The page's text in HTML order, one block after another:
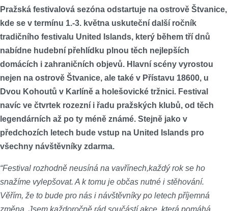
Pražská festivalová sezóna odstartuje na ostrově Štvanice,
kde se v termínu 1.-3. května uskuteční další ročník
tradičního festivalu United Islands, který během tří dnů
nabídne hudební přehlídku plnou těch nejlepších
domácích i zahraničních objevů. Hlavní scény vyrostou
nejen na ostrově Štvanice, ale také v Přístavu 18600, u
Dvou Kohoutů v Karlíně a holešovické tržnici. Festival
navíc ve čtvrtek rozezní i řadu pražských klubů, od těch
legendárních až po ty méně známé. Stejně jako v
předchozích letech bude vstup na United Islands pro
všechny návštěvníky zdarma.
“Festival rozhodně neusíná na vavřínech,každý rok se ho
snažíme vylepšovat. A k tomu je občas nutné i stěhování.
Věřím, že to bude pro nás i návštěvníky po letech příjemná